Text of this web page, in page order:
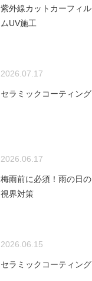
紫外線カットカーフィル
ムUV施工
2026.07.17
セラミックコーティング
2026.06.17
梅雨前に必須！雨の日の
視界対策
2026.06.15
セラミックコーティング